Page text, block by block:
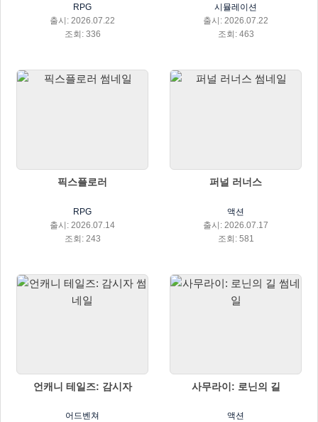
RPG
출시: 2026.07.22
조회: 336
시뮬레이션
출시: 2026.07.22
조회: 463
픽스플로러
RPG
출시: 2026.07.14
조회: 243
퍼널 러너스
액션
출시: 2026.07.17
조회: 581
언캐니 테일즈: 감시자
어드벤쳐
사무라이: 로닌의 길
액션